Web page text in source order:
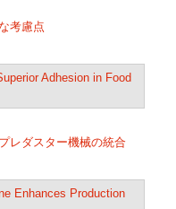
考慮点
レダスター機械の統合